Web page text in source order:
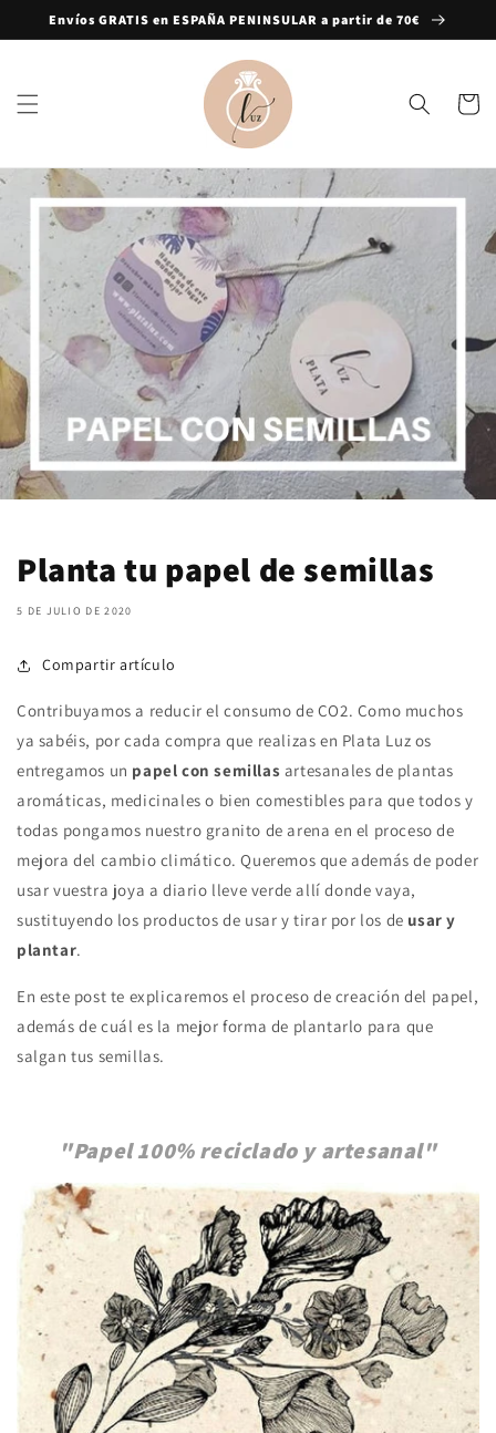
directamente
al contenido
Envíos GRATIS en ESPAÑA PENINSULAR a partir de 70€
Carrito
Planta tu papel de semillas
5 DE JULIO DE 2020
Compartir artículo
Contribuyamos a reducir el consumo de CO2. Como muchos
ya sabéis, por cada compra que realizas en Plata Luz os
entregamos un papel con semillas artesanales de plantas
aromáticas, medicinales o bien comestibles para que todos y
todas pongamos nuestro granito de arena en el proceso de
mejora del cambio climático. Queremos que además de poder
usar vuestra joya a diario lleve verde allí donde vaya,
sustituyendo los productos de usar y tirar por los de usar y
plantar.
En este post te explicaremos el proceso de creación del papel,
además de cuál es la mejor forma de plantarlo para que
salgan tus semillas.
"Papel 100% reciclado y artesanal"